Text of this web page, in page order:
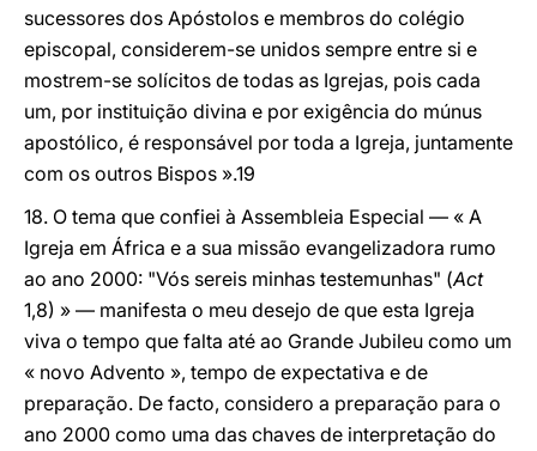
sucessores dos Apóstolos e membros do colégio
episcopal, considerem-se unidos sempre entre si e
mostrem-se solícitos de todas as Igrejas, pois cada
um, por instituição divina e por exigência do múnus
apostólico, é responsável por toda a Igreja, juntamente
com os outros Bispos ».19
18. O tema que confiei à Assembleia Especial — « A
Igreja em África e a sua missão evangelizadora rumo
ao ano 2000: "Vós sereis minhas testemunhas" (Act
1,8) » — manifesta o meu desejo de que esta Igreja
viva o tempo que falta até ao Grande Jubileu como um
« novo Advento », tempo de expectativa e de
preparação. De facto, considero a preparação para o
ano 2000 como uma das chaves de interpretação do